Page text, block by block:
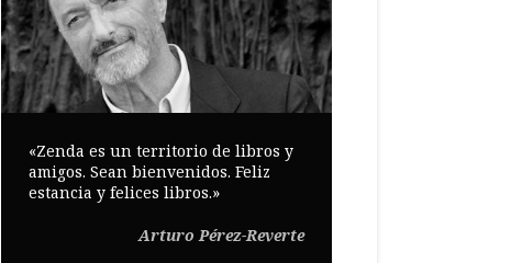
«Zenda es un territorio de libros y
amigos. Sean bienvenidos. Feliz
estancia y felices libros.»
Arturo Pérez-Reverte